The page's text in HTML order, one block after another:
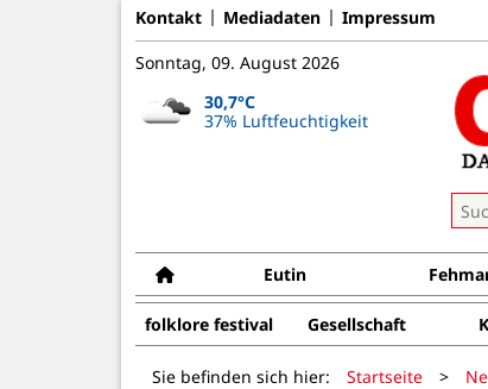
Kontakt Mediadaten Impressum
Sonntag, 09. August 2026
30,7°C
37% Luftfeuchtigkeit
Eutin
folklore festival Gesellschaft
Sie befinden sich hier: Startseite >